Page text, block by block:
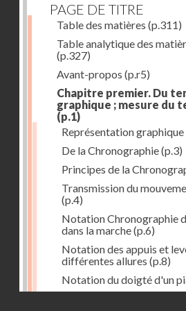
PAGE DE TITRE
Table des matières (p.311)
Table analytique des
(p.327)
Avant-propos (p.r5)
Chapitre premier. Du
graphique ; mesure du
(p.1)
Représentation graphique
De la Chronographie(p.3)
Principes de la
Transmission du
(p.4)
Notation Chronographie
dans la marche(p.6)
Notation des appuis et
différentes allures (p.8)
Notation du doigté d'un